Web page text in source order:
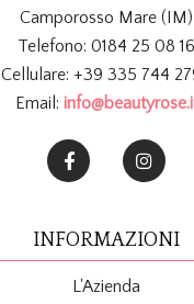
Camporosso Mare (IM)
Telefono: 0184 25 08 16
Cellulare: +39 335 744
Email:
INFORMAZIONI
L'Azienda